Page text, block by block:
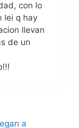
con lo
lei q hay
llevan
de un
a